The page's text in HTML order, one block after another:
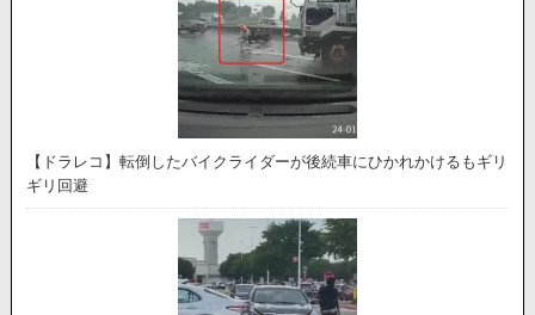
【ドラレコ】転倒したバイクライダーが後続車にひかれかけるもギリ
ギリ回避